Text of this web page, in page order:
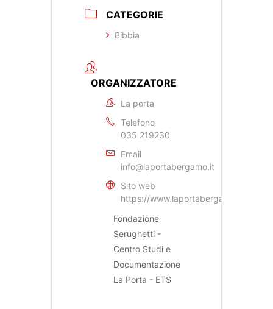
CATEGORIE
Bibbia
ORGANIZZATORE
La porta
Telefono
035 219230
Email
info@laportabergamo.it
Sito web
https://www.laportabergamo.it
Fondazione
Serughetti -
Centro Studi e
Documentazione
La Porta - ETS